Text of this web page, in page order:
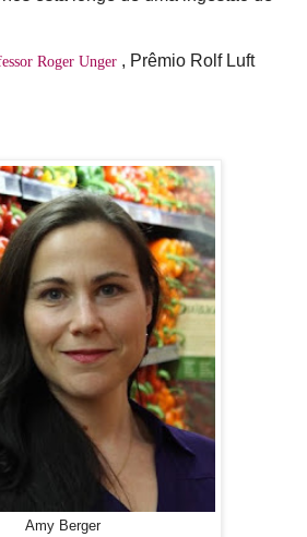
Roger Unger , Prêmio Rolf Luft
Amy Berger